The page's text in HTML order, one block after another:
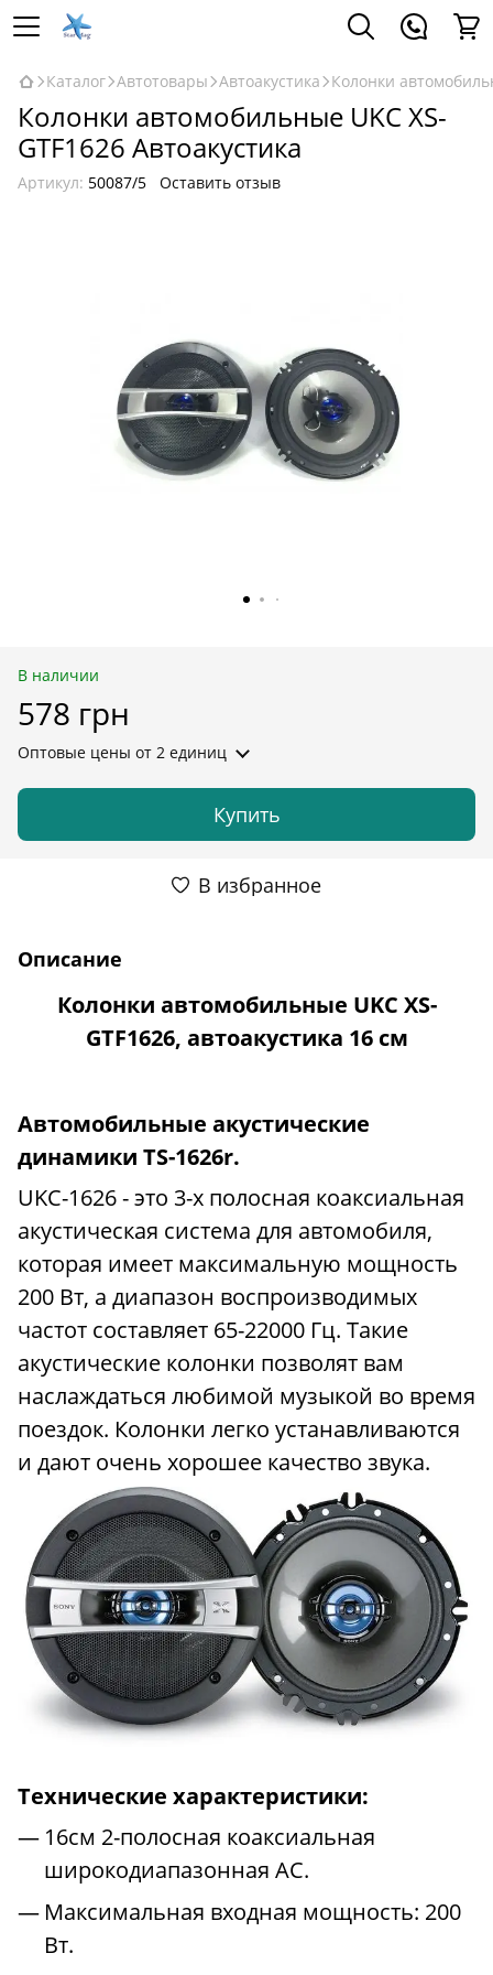
Каталог Автотовары Автоакустика Колонки
Колонки автомобильные UKC XS-
GTF1626 Автоакустика
Артикул: 50087/5 Оставить отзыв
В наличии
578 грн
Оптовые цены от 2 единиц
Купить
В избранное
Описание
Колонки автомобильные UKC XS-
GTF1626, автоакустика 16 см
Автомобильные акустические
динамики TS-1626r.
UKC-1626 - это 3-х полосная коаксиальная
акустическая система для автомобиля,
которая имеет максимальную мощность
200 Вт, а диапазон воспроизводимых
частот составляет 65-22000 Гц. Такие
акустические колонки позволят вам
наслаждаться любимой музыкой во время
поездок. Колонки легко устанавливаются
и дают очень хорошее качество звука.
Технические характеристики:
16см 2-полосная коаксиальная
широкодиапазонная АС.
Максимальная входная мощность: 200
Вт.